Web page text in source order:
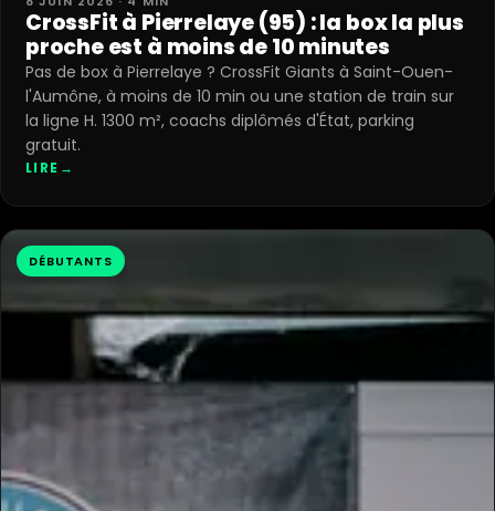
CrossFit à Pierrelaye (95) : la box la plus
proche est à moins de 10 minutes
Pas de box à Pierrelaye ? CrossFit Giants à Saint-Ouen-
l'Aumône, à moins de 10 min ou une station de train sur
la ligne H. 1300 m², coachs diplômés d'État, parking
gratuit.
LIRE →
DÉBUTANTS